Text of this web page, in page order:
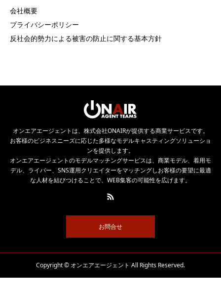
会社概要
プライバシーポリシー
反社会的勢力による被害の防止に関する基本方針
オンエアエージェントは、株式会社ONAIRが提供する商業サービスです。
お客様のビジネスニーズに応じた多様なモデルキャスティングソリューショ
ンを提供します。
オンエアエージェントのモデルマッチングサービスは、商業モデル、着用モ
デル、ライバー、SNS運用クリエイターをマッチングしお客様の要望に最適
な人材を結びつけることで、WEB集客の可能性を広げます。
お問合せ
Copyright © オンエアエージェント All Rights Reserved.